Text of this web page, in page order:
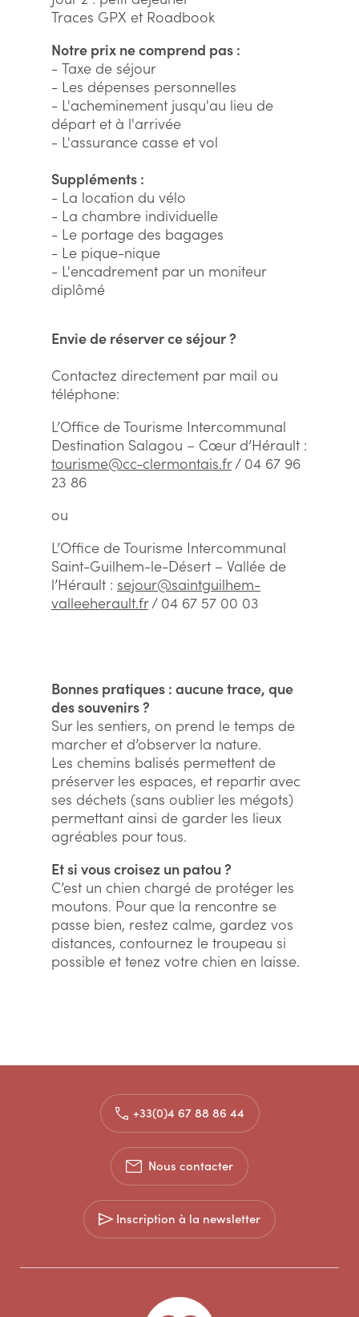
Traces GPX et Roadbook
Notre prix ne comprend pas :
- Taxe de séjour
- Les dépenses personnelles
- L'acheminement jusqu'au lieu de
départ et à l'arrivée
- L'assurance casse et vol
Suppléments :
- La location du vélo
- La chambre individuelle
- Le portage des bagages
- Le pique-nique
- L'encadrement par un moniteur
diplômé
Envie de réserver ce séjour ?
Contactez directement par mail ou
téléphone:
L’Office de Tourisme Intercommunal
Destination Salagou – Cœur d’Hérault :
tourisme@cc-clermontais.fr/ 04 67 96
23 86
ou
L’Office de Tourisme Intercommunal
Saint-Guilhem-le-Désert – Vallée de
l’Hérault : sejour@saintguilhem-
valleeherault.fr/ 04 67 57 00 03
Bonnes pratiques : aucune trace, que
des souvenirs ?
Sur les sentiers, on prend le temps de
marcher et d’observer la nature.
Les chemins balisés permettent de
préserver les espaces, et repartir avec
ses déchets (sans oublier les mégots)
permettant ainsi de garder les lieux
agréables pour tous.
Et si vous croisez un patou ?
C’est un chien chargé de protéger les
moutons. Pour que la rencontre se
passe bien, restez calme, gardez vos
distances, contournez le troupeau si
possible et tenez votre chien en laisse.
+33(0)4 67 88 86 44
Nous contacter
Inscription à la newsletter